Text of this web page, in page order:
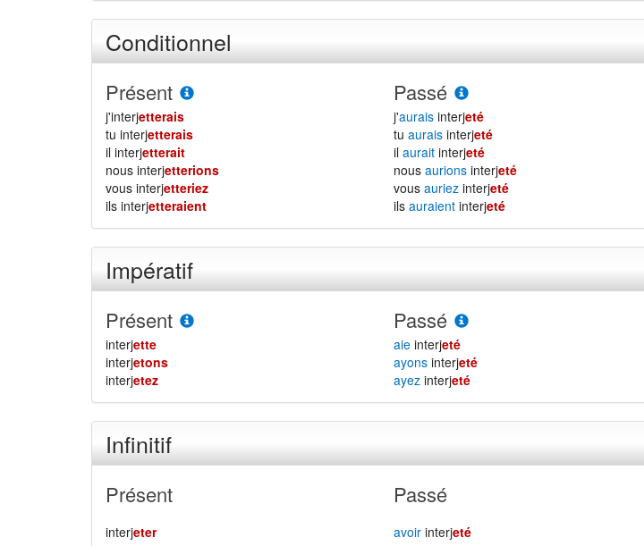
Conditionnel
Présent
j'interjetterais
tu interjetterais
il interjetterait
nous interjetterions
vous interjetteriez
ils interjetteraient
Passé
j'aurais interjeté
tuaurais interjeté
ilaurait interjeté
nousaurions interjeté
vousauriez interjeté
ilsauraient interjeté
Impératif
Présent
interjette
interjetons
interjetez
Passé
aie interjeté
ayons interjeté
ayez interjeté
Infinitif
Présent
interjeter
Passé
avoir interjeté